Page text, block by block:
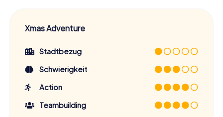
Xmas Adventure
Stadtbezug
Schwierigkeit
Action
Teambuilding